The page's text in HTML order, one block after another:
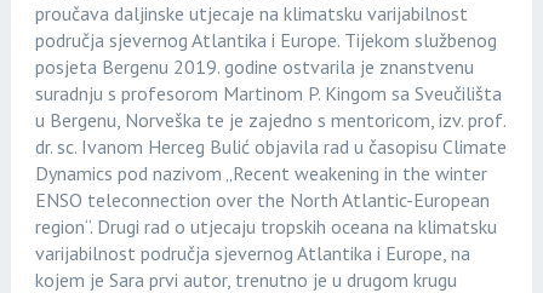
proučava daljinske utjecaje na klimatsku varijabilnost
područja sjevernog Atlantika i Europe. Tijekom službenog
posjeta Bergenu 2019. godine ostvarila je znanstvenu
suradnju s profesorom Martinom P. Kingom sa Sveučilišta
u Bergenu, Norveška te je zajedno s mentoricom, izv. prof.
dr. sc. Ivanom Herceg Bulić objavila rad u časopisu Climate
Dynamics pod nazivom „Recent weakening in the winter
ENSO teleconnection over the North Atlantic-European
region“. Drugi rad o utjecaju tropskih oceana na klimatsku
varijabilnost područja sjevernog Atlantika i Europe, na
kojem je Sara prvi autor, trenutno je u drugom krugu